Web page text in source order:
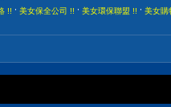
!! , 美女保全公司 !! , 美女環保聯盟 !! , 美女購